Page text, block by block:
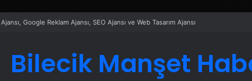
İle Akıllı Dijital Taşımacılık Yazılımı
Bilecik Manşet